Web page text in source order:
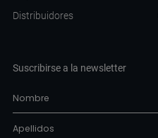
Distribuidores
Suscribirse a la newsletter